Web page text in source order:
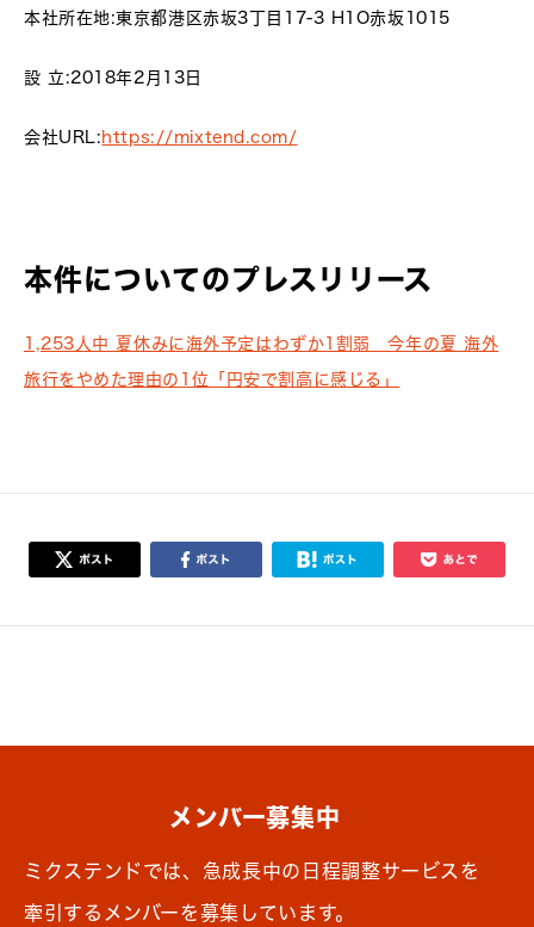
本社所在地:東京都港区赤坂3丁目17-3 H1O赤坂1015
設 立:2018年2月13日
会社URL: https://mixtend.com/
本件についてのプレスリリース
1,253人中 夏休みに海外予定はわずか1割弱 今年の夏 海外
旅行をやめた理由の1位「円安で割高に感じる」
メンバー募集中
ミクステンドでは、急成長中の日程調整サービスを
牽引するメンバーを募集しています。